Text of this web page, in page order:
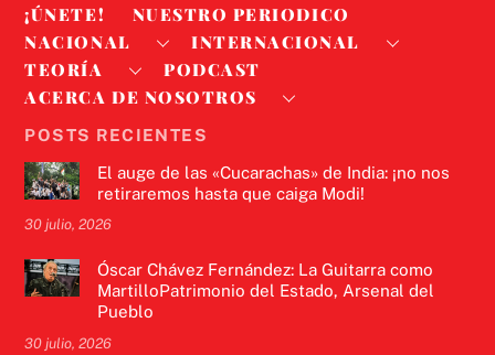
¡ÚNETE!
NUESTRO PERIODICO
NACIONAL
INTERNACIONAL
TEORÍA
PODCAST
ACERCA DE NOSOTROS
POSTS RECIENTES
El auge de las «Cucarachas» de India: ¡no nos
retiraremos hasta que caiga Modi!
30 julio, 2026
Óscar Chávez Fernández: La Guitarra como
MartilloPatrimonio del Estado, Arsenal del
Pueblo
30 julio, 2026